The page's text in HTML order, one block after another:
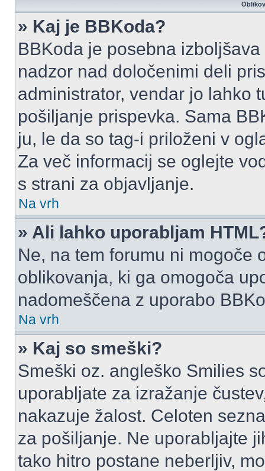
» Kaj je BBKoda?
BBKoda je posebna
nadzor nad določenimi deli
administrator, vendar jo lahko
pošiljanje prispevka. Sama
ju, le da so tag-i priloženi v
Za več informacij se oglejte
s strani za objavljanje.
Na vrh
» Ali lahko uporabljam
Ne, na tem forumu ni mogoče
oblikovanja, ki ga omogoča
nadomeščena z uporabo
Na vrh
» Kaj so smeški?
Smeški oz. angleško Smilies
uporabljate za izražanje
nakazuje žalost. Celoten
za pošiljanje. Ne uporabljajte
tako hitro postane neberljiv,